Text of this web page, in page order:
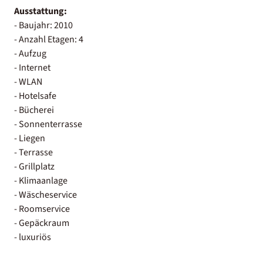
Ausstattung:
- Baujahr: 2010
- Anzahl Etagen: 4
- Aufzug
- Internet
- WLAN
- Hotelsafe
- Bücherei
- Sonnenterrasse
- Liegen
- Terrasse
- Grillplatz
- Klimaanlage
- Wäscheservice
- Roomservice
- Gepäckraum
- luxuriös